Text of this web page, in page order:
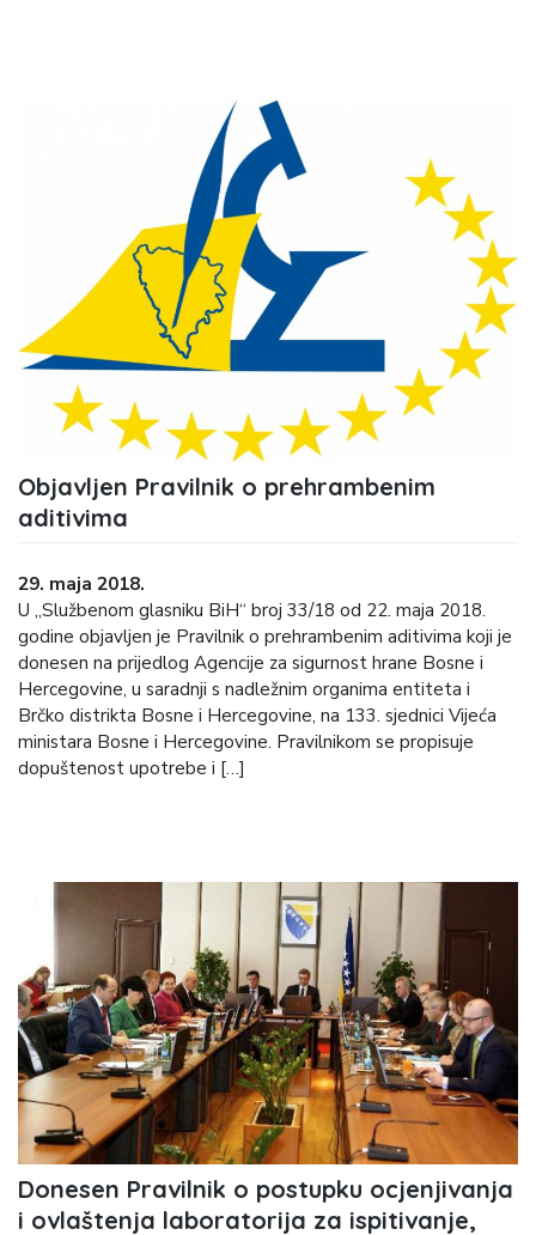
Objavljen Pravilnik o prehrambenim
aditivima
29. maja 2018.
U „Službenom glasniku BiH“ broj 33/18 od 22. maja 2018.
godine objavljen je Pravilnik o prehrambenim aditivima koji je
donesen na prijedlog Agencije za sigurnost hrane Bosne i
Hercegovine, u saradnji s nadležnim organima entiteta i
Brčko distrikta Bosne i Hercegovine, na 133. sjednici Vijeća
ministara Bosne i Hercegovine. Pravilnikom se propisuje
dopuštenost upotrebe i […]
Donesen Pravilnik o postupku ocjenjivanja
i ovlaštenja laboratorija za ispitivanje,